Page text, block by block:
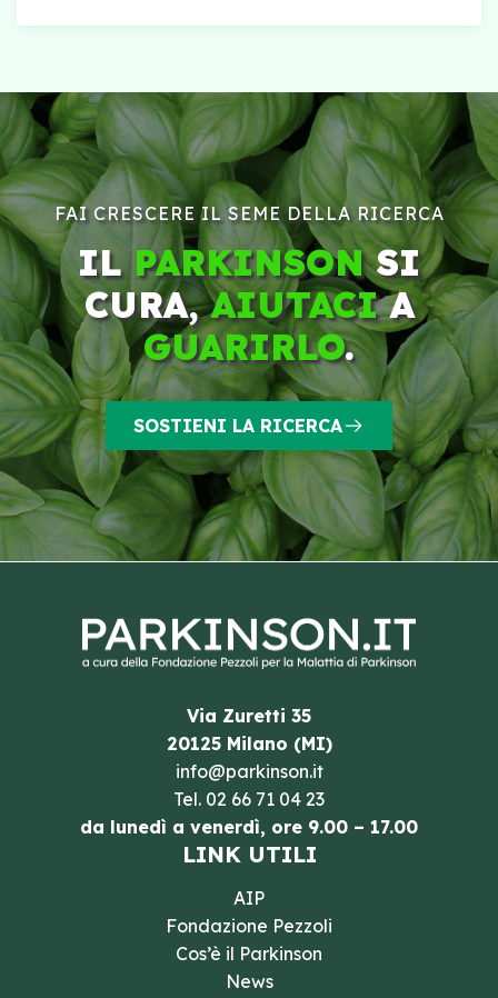
FAI CRESCERE IL SEME DELLA RICERCA
ILPARKINSONSI
CURA,AIUTACIA
GUARIRLO.
SOSTIENI LA RICERCA
Via Zuretti 35
20125 Milano (MI)
info@parkinson.it
Tel. 02 66 71 04 23
da lunedì a venerdì, ore 9.00 – 17.00
LINK UTILI
AIP
Fondazione Pezzoli
Cos’è il Parkinson
News